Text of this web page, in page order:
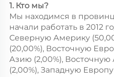
1. Кто мы?
Мы находимся в
начали работать в 2012
Северную Америку
(20,00%), Восточную
Азию (2,00%),
(2,00%), Западную